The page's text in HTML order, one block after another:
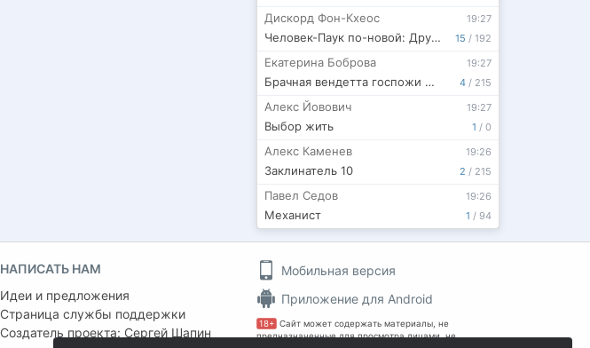
15 / 192
19:27
Дискорд Фон-Кхеос
Человек-Паук по-новой: Дружелюбный Сосед
4 / 215
19:27
Екатерина Боброва
Брачная вендетта госпожи Демидовой
1 / 0
19:27
Алекс Йовович
Выбор жить
2 / 215
19:26
Алекс Каменев
Заклинатель 10
1 / 94
19:26
Павел Седов
Механист
НАПИСАТЬ НАМ
Идеи и предложения
Страница службы поддержки
Создатель проекта: Сергей Шапин
Мобильная версия
Приложение для Android
18+ Сайт может содержать материалы, не
предназначенные для просмотра лицами, не